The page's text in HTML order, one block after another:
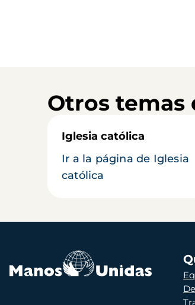
Otros temas
Iglesia católica
Ir a la página de Iglesia
católica